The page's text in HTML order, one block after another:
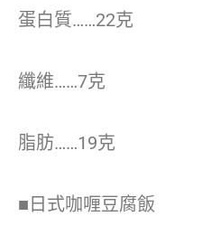
蛋白質……22克
纖維……7克
脂肪……19克
■日式咖喱豆腐飯